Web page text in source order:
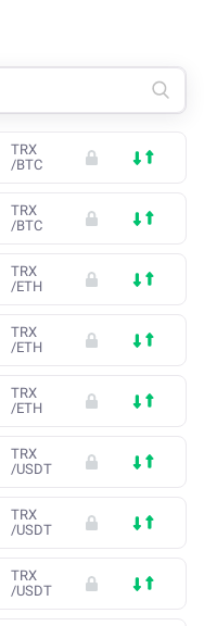
TRX
/BTC
TRX
/BTC
TRX
/ETH
TRX
/ETH
TRX
/ETH
TRX
/USDT
TRX
/USDT
TRX
/USDT